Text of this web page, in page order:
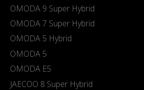
OMODA 9 Super Hybrid
OMODA 7 Super Hybrid
OMODA 5 Hybrid
OMODA 5
OMODA E5
JAECOO 8 Super Hybrid